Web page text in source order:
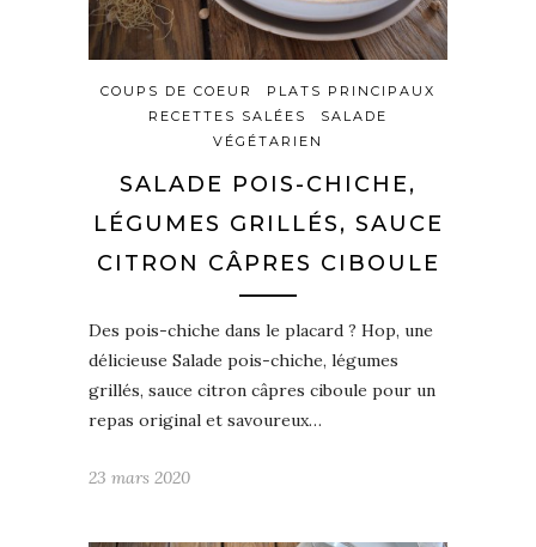
COUPS DE COEUR
PLATS PRINCIPAUX
RECETTES SALÉES
SALADE
VÉGÉTARIEN
SALADE POIS-CHICHE,
LÉGUMES GRILLÉS, SAUCE
CITRON CÂPRES CIBOULE
Des pois-chiche dans le placard ? Hop, une
délicieuse Salade pois-chiche, légumes
grillés, sauce citron câpres ciboule pour un
repas original et savoureux…
23 mars 2020